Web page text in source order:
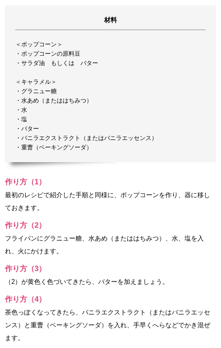
材料
＜ポップコーン＞
・ポップコーンの原料豆
・サラダ油 もしくは バター
＜キャラメル＞
・グラニュー糖
・水あめ（またははちみつ）
・水
・塩
・バター
・バニラエクストラクト（またはバニラエッセンス）
・重曹（ベーキングソーダ）
作り方（1）
最初のレシピで紹介した手順と同様に、ポップコーンを作り、器に移し
ておきます。
作り方（2）
フライパンにグラニュー糖、水あめ（またははちみつ）、水、塩を入
れ、火にかけます。
作り方（3）
（2）が黄色く色づいてきたら、バターを加えましょう。
作り方（4）
茶色っぽくなってきたら、バニラエクストラクト（またはバニラエッセ
ンス）と重曹（ベーキングソーダ）を入れ、手早くへらなどでかき混ぜ
ます。